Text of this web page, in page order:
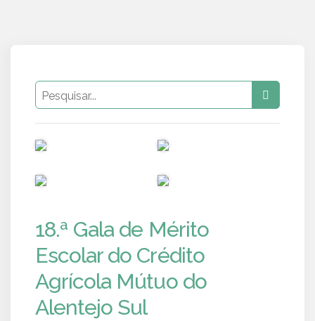
18.ª Gala de Mérito
Escolar do Crédito
Agrícola Mútuo do
Alentejo Sul